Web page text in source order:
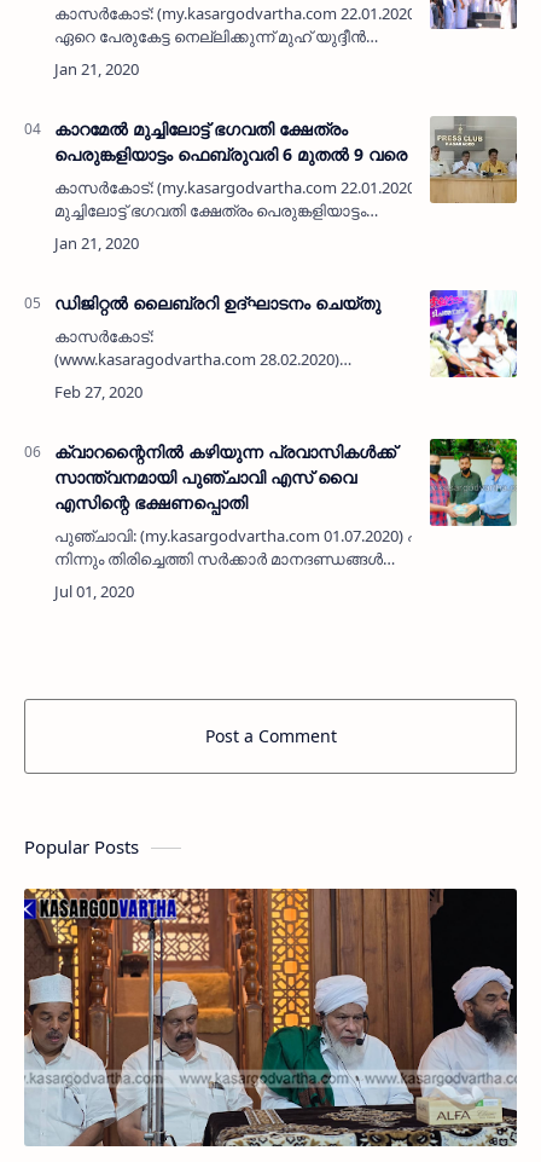
കാസര്‍കോട്: (my.kasargodvartha.com 22.01.2020) മതമൈത്രിക്ക്
ഏറെ പേരുകേട്ട നെല്ലിക്കുന്ന് മുഹ് യുദ്ദീന്‍
കൊള്ളുന്ന മുഹമ്മദ് ഹ…
കാറമേല്‍ മുച്ചിലോട്ട് ഭഗവതി ക്ഷേത്രം
പെരുങ്കളിയാട്ടം ഫെബ്രുവരി 6 മുതല്‍ 9 വരെ
കാസര്‍കോട്: (my.kasargodvartha.com 22.01.2020) കാറമേല്‍
മുച്ചിലോട്ട് ഭഗവതി ക്ഷേത്രം പെരുങ്കളിയാട്ടം
നടക്കുമെന്ന് ഭാരവാഹികള്‍ വാര്‍…
ഡിജിറ്റല്‍ ലൈബ്രറി ഉദ്ഘാടനം ചെയ്തു
കാസര്‍കോട്:
(www.kasaragodvartha.com 28.02.2020)
കാസര്‍കോട് മുനിസിപ്പല്‍ ലൈബ്രറിയില്‍
തെക്കില്‍ പി അഹമ്മദലി ഫൗണ്ടേഷന്‍
പത്മനാഭന്‍…
ക്വാറന്റൈനില്‍ കഴിയുന്ന പ്രവാസികള്‍ക്ക്
സാന്ത്വനമായി പുഞ്ചാവി എസ് വൈ
എസിന്റെ ഭക്ഷണപ്പൊതി
പുഞ്ചാവി: (my.kasargodvartha.com 01.07.2020)
നിന്നും തിരിച്ചെത്തി സര്‍ക്കാര്‍ മാനദണ്ഡങ്ങള്‍
പാലിച്ച് ക്വാറന്റൈനില്‍ കഴിയുന്ന കാഞ്ഞങ്ങാട്
പുഞ്ചാവി പ്ര…
Post a Comment
Popular Posts